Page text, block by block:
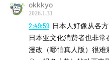
法国人的风流传统
宫廷情爱关系的男卑女尊
官方伴侣和情感伴侣
知识分子取悦女性的沙
okkkyo
2026.1.31
2:49:59 日本人好像从各
日本亚文化消费者也非
漫改（哪怕真人版）很难